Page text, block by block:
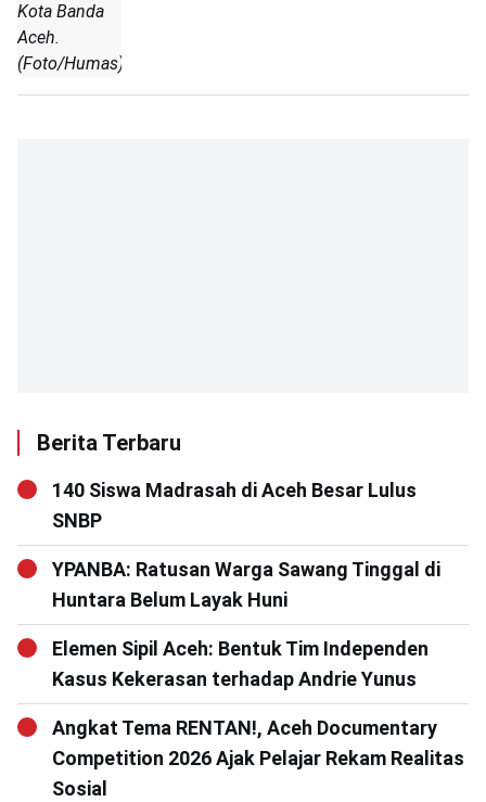
Kota Banda
Aceh.
(Foto/Humas)
Berita Terbaru
140 Siswa Madrasah di Aceh Besar Lulus
SNBP
YPANBA: Ratusan Warga Sawang Tinggal di
Huntara Belum Layak Huni
Elemen Sipil Aceh: Bentuk Tim Independen
Kasus Kekerasan terhadap Andrie Yunus
Angkat Tema RENTAN!, Aceh Documentary
Competition 2026 Ajak Pelajar Rekam Realitas
Sosial